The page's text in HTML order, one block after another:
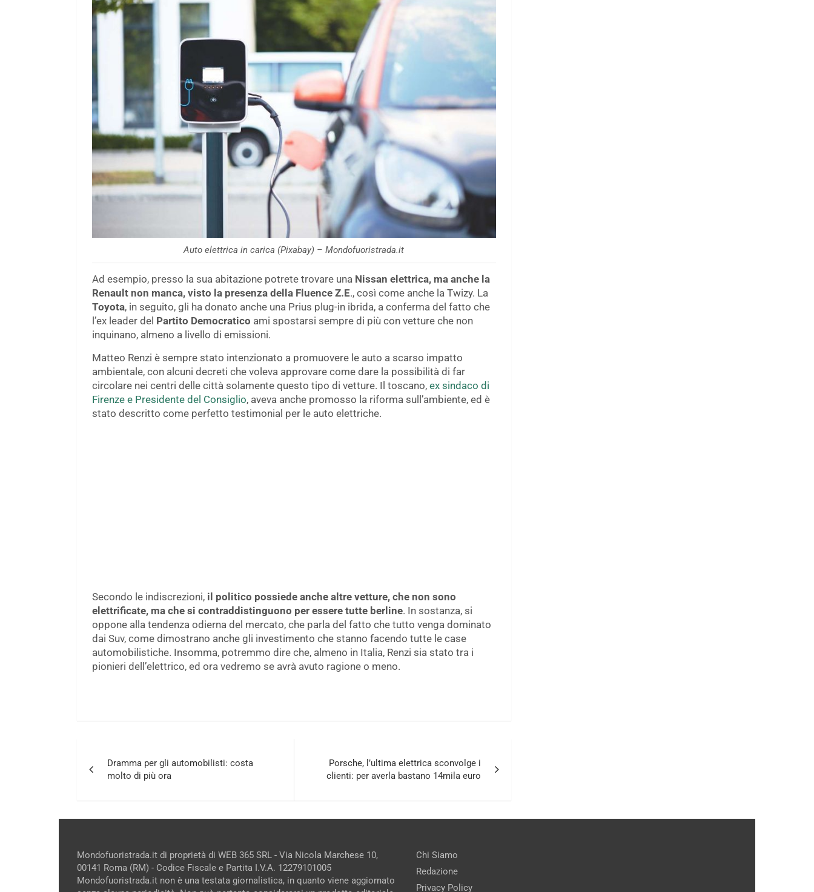
Auto elettrica in carica (Pixabay) – Mondofuoristrada.it
Ad esempio, presso la sua abitazione potrete trovare una Nissan elettrica, ma anche la
Renault non manca, visto la presenza della Fluence Z.E., così come anche la Twizy. La
Toyota, in seguito, gli ha donato anche una Prius plug-in ibrida, a conferma del fatto che
l’ex leader del Partito Democratico ami spostarsi sempre di più con vetture che non
inquinano, almeno a livello di emissioni.
Matteo Renzi è sempre stato intenzionato a promuovere le auto a scarso impatto
ambientale, con alcuni decreti che voleva approvare come dare la possibilità di far
circolare nei centri delle città solamente questo tipo di vetture. Il toscano, ex sindaco di
Firenze e Presidente del Consiglio, aveva anche promosso la riforma sull’ambiente, ed è
stato descritto come perfetto testimonial per le auto elettriche.
Secondo le indiscrezioni, il politico possiede anche altre vetture, che non sono
elettrificate, ma che si contraddistinguono per essere tutte berline. In sostanza, si
oppone alla tendenza odierna del mercato, che parla del fatto che tutto venga dominato
dai Suv, come dimostrano anche gli investimento che stanno facendo tutte le case
automobilistiche. Insomma, potremmo dire che, almeno in Italia, Renzi sia stato tra i
pionieri dell’elettrico, ed ora vedremo se avrà avuto ragione o meno.
articoli
Dramma per gli automobilisti: costa
molto di più ora
Porsche, l’ultima elettrica sconvolge i
clienti: per averla bastano 14mila euro
Mondofuoristrada.it di proprietà di WEB 365 SRL - Via Nicola Marchese 10,
00141 Roma (RM) - Codice Fiscale e Partita I.V.A. 12279101005
Mondofuoristrada.it non è una testata giornalistica, in quanto viene aggiornato
Chi Siamo
Redazione
Privacy Policy